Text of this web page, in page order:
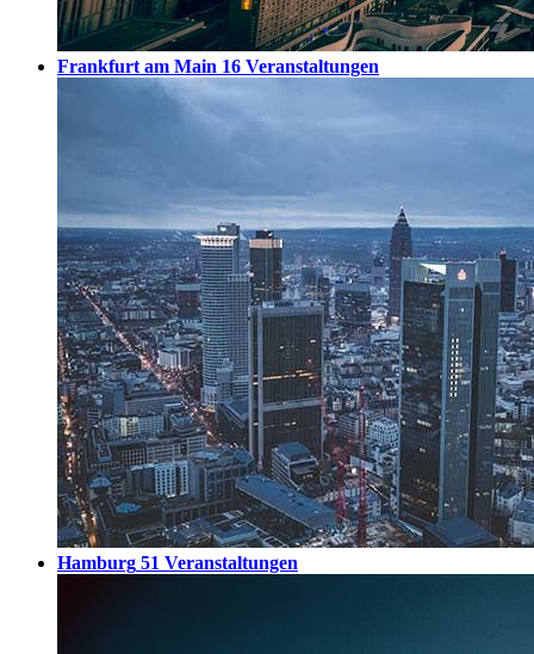
Frankfurt am Main 16 Veranstaltungen
Hamburg 51 Veranstaltungen